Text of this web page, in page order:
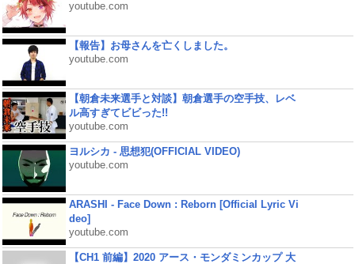
youtube.com
【報告】お母さんを亡くしました。
youtube.com
【朝倉未来選手と対談】朝倉選手の空手技、レベ
ル高すぎてビビった!!
youtube.com
ヨルシカ - 思想犯(OFFICIAL VIDEO)
youtube.com
ARASHI - Face Down : Reborn [Official Lyric Vi
deo]
youtube.com
【CH1 前編】2020 アース・モンダミンカップ 大